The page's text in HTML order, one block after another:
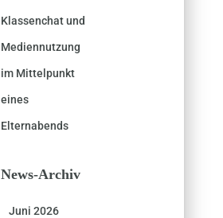
Klassenchat und
Mediennutzung
im Mittelpunkt
eines
Elternabends
News-Archiv
Juni 2026